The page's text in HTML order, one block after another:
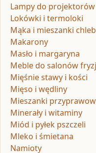
Lampy do projektorów
Lokówki i termoloki
Mąka i mieszanki
Makarony
Masło i margaryna
Meble do salonów
Mięśnie stawy i kości
Mięso i wędliny
Mieszanki
Minerały i witaminy
Miód i pyłek pszczeli
Mleko i śmietana
Namioty